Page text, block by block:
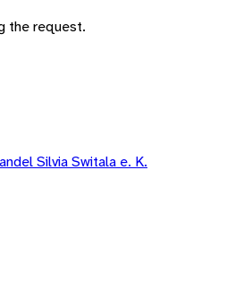
the request.
Silvia Switala e. K.